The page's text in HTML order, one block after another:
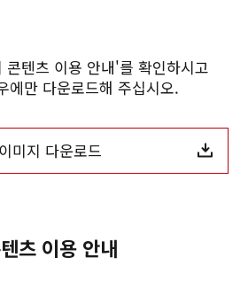
콘텐츠 이용 안내'를 확인하시고
에만 다운로드해 주십시오.
이미지 다운로드
츠 이용 안내